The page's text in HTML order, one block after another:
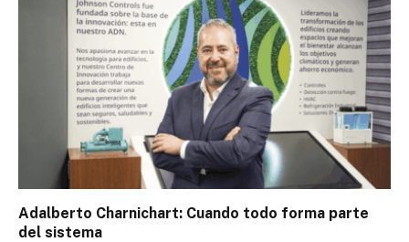
Adalberto Charnichart: Cuando todo forma parte
del sistema